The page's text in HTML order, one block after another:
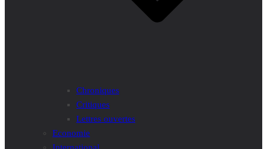
Chroniques
Critiques
Lettres ouvertes
Economie